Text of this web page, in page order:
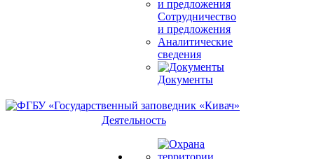
Сотрудничество
и предложения
Аналитические
сведения
Документы
Деятельность